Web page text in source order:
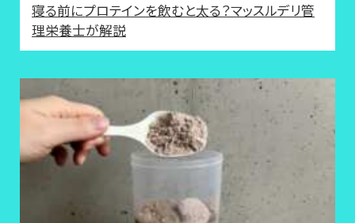
寝る前にプロテインを飲むと太る？マッスルデリ管
理栄養士が解説